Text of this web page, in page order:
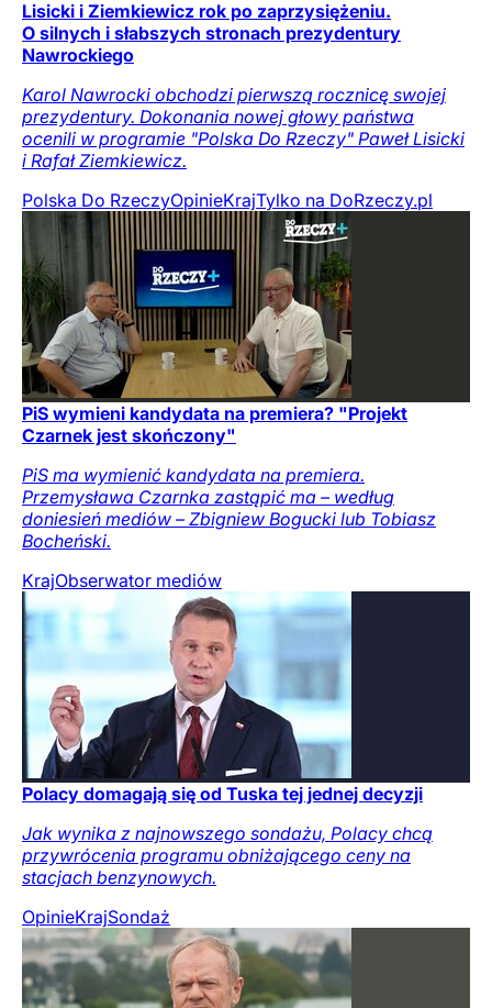
Lisicki i Ziemkiewicz rok po zaprzysiężeniu.
O silnych i słabszych stronach prezydentury
Nawrockiego
Karol Nawrocki obchodzi pierwszą rocznicę swojej
prezydentury. Dokonania nowej głowy państwa
ocenili w programie "Polska Do Rzeczy" Paweł Lisicki
i Rafał Ziemkiewicz.
Polska Do RzeczyOpinieKrajTylko na DoRzeczy.pl
PiS wymieni kandydata na premiera? "Projekt
Czarnek jest skończony"
PiS ma wymienić kandydata na premiera.
Przemysława Czarnka zastąpić ma – według
doniesień mediów – Zbigniew Bogucki lub Tobiasz
Bocheński.
KrajObserwator mediów
Polacy domagają się od Tuska tej jednej decyzji
Jak wynika z najnowszego sondażu, Polacy chcą
przywrócenia programu obniżającego ceny na
stacjach benzynowych.
OpinieKrajSondaż